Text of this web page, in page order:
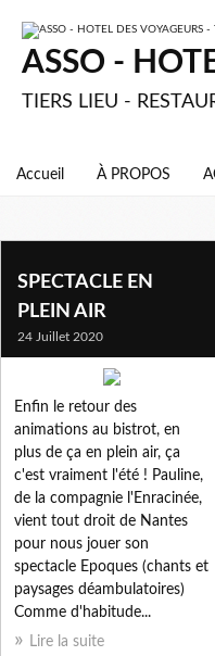
ASSO -
TIERS LIEU -
Accueil À PROPOS
SPECTACLE EN
PLEIN AIR
24 Juillet 2020
Enfin le retour des
animations au bistrot, en
plus de ça en plein air, ça
c'est vraiment l'été ! Pauline,
de la compagnie l'Enracinée,
vient tout droit de Nantes
pour nous jouer son
spectacle Epoques (chants et
paysages déambulatoires)
Comme d'habitude...
Lire la suite